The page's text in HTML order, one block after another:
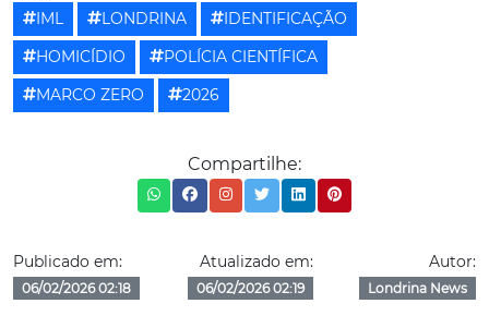
IML
LONDRINA
IDENTIFICAÇÃO
HOMICÍDIO
POLÍCIA CIENTÍFICA
MARCO ZERO
2026
Compartilhe:
Publicado em:
06/02/2026 02:18
Atualizado em:
06/02/2026 02:19
Autor:
Londrina News